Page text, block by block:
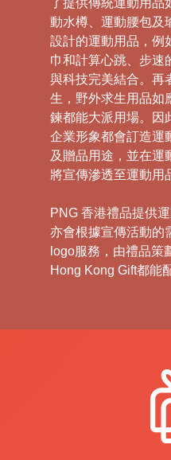
動水樽、運動腰包及
設計的運動用品，例
巾和計算心跳、步速
與科技完美結合。再
生，野外求生用品如
鍊都能大派用場。因
企業形象都會訂造運
及贈品用途，並在運
將宣傳滲透至運動用
PNG 香港禮品提供
亦會根據宣傳活動的
logo服務，由禮品策
Hong Kong Gift都能